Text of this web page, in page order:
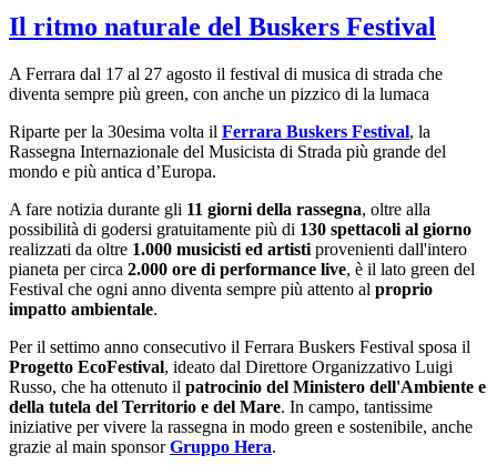
Il ritmo naturale del Buskers Festival
A Ferrara dal 17 al 27 agosto il festival di musica di strada che
diventa sempre più green, con anche un pizzico di la lumaca
Riparte per la 30esima volta il Ferrara Buskers Festival, la
Rassegna Internazionale del Musicista di Strada più grande del
mondo e più antica d’Europa.
A fare notizia durante gli 11 giorni della rassegna, oltre alla
possibilità di godersi gratuitamente più di 130 spettacoli al giorno
realizzati da oltre 1.000 musicisti ed artisti provenienti dall'intero
pianeta per circa 2.000 ore di performance live, è il lato green del
Festival che ogni anno diventa sempre più attento al proprio
impatto ambientale.
Per il settimo anno consecutivo il Ferrara Buskers Festival sposa il
Progetto EcoFestival, ideato dal Direttore Organizzativo Luigi
Russo, che ha ottenuto il patrocinio del Ministero dell'Ambiente e
della tutela del Territorio e del Mare. In campo, tantissime
iniziative per vivere la rassegna in modo green e sostenibile, anche
grazie al main sponsorGruppo Hera.